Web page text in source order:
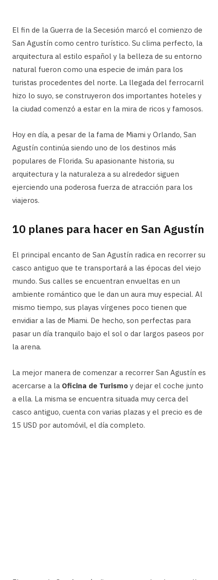
El fin de la Guerra de la Secesión marcó el comienzo de
San Agustín como centro turístico. Su clima perfecto, la
arquitectura al estilo español y la belleza de su entorno
natural fueron como una especie de imán para los
turistas procedentes del norte. La llegada del ferrocarril
hizo lo suyo, se construyeron dos importantes hoteles y
la ciudad comenzó a estar en la mira de ricos y famosos.
Hoy en día, a pesar de la fama de Miami y Orlando, San
Agustín continúa siendo uno de los destinos más
populares de Florida. Su apasionante historia, su
arquitectura y la naturaleza a su alrededor siguen
ejerciendo una poderosa fuerza de atracción para los
viajeros.
10 planes para hacer en San Agustín
El principal encanto de San Agustín radica en recorrer su
casco antiguo que te transportará a las épocas del viejo
mundo. Sus calles se encuentran envueltas en un
ambiente romántico que le dan un aura muy especial. Al
mismo tiempo, sus playas vírgenes poco tienen que
envidiar a las de Miami. De hecho, son perfectas para
pasar un día tranquilo bajo el sol o dar largos paseos por
la arena.
La mejor manera de comenzar a recorrer San Agustín es
acercarse a la Oficina de Turismo y dejar el coche junto
a ella. La misma se encuentra situada muy cerca del
casco antiguo, cuenta con varias plazas y el precio es de
15 USD por automóvil, el día completo.